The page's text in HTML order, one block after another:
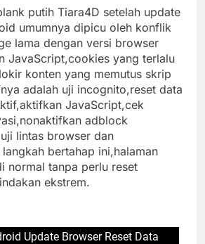
putih Tiara4D setelah update
umumnya dipicu oleh konflik
lama dengan versi browser
JavaScript,cookies yang terlalu
konten yang memutus skrip
adalah uji incognito,reset data
JavaScript,cek
adblock
lintas browser dan
bertahap ini,halaman
normal tanpa perlu reset
ekstrem.
Update Browser Reset Data